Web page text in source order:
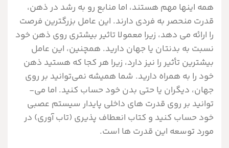
همه این­ها مهم هستند، اما منابع رو به رشد در ذهن،
قدرت منحصر به فردی دارند. این عامل بزرگترین فرصت
را ارائه می­ دهد، زیرا معمولا تاثیر بیشتری روی ذهن خود
نسبت به بدنتان یا جهان دارید. همچنین، این عامل
بیشترین تأثیر را نیز دارد، زیرا هر کجا که هستید ذهن
خود را به همراه دارید. شما همیشه نمی‌توانید بر روی
جهان، دیگران یا حتی بدن خود حساب کنید. اما می­
توانید بر روی قدرت­ های داخلی پایدار سیستم عصبی
خود حساب کنید و کتاب انعطاف پذیری (تاب آوری) در
مورد توسعه این قدرت­ ها است.